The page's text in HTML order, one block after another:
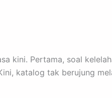
kini. Pertama, soal
katalog tak berujung